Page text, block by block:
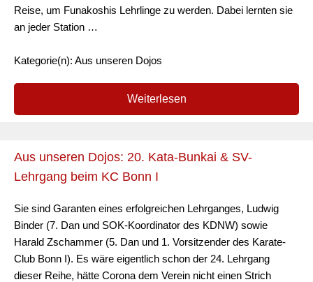
Reise, um Funakoshis Lehrlinge zu werden. Dabei lernten sie
an jeder Station …
Kategorie(n): Aus unseren Dojos
Weiterlesen
Aus unseren Dojos: 20. Kata-Bunkai & SV-
Lehrgang beim KC Bonn I
Sie sind Garanten eines erfolgreichen Lehrganges, Ludwig
Binder (7. Dan und SOK-Koordinator des KDNW) sowie
Harald Zschammer (5. Dan und 1. Vorsitzender des Karate-
Club Bonn I). Es wäre eigentlich schon der 24. Lehrgang
dieser Reihe, hätte Corona dem Verein nicht einen Strich